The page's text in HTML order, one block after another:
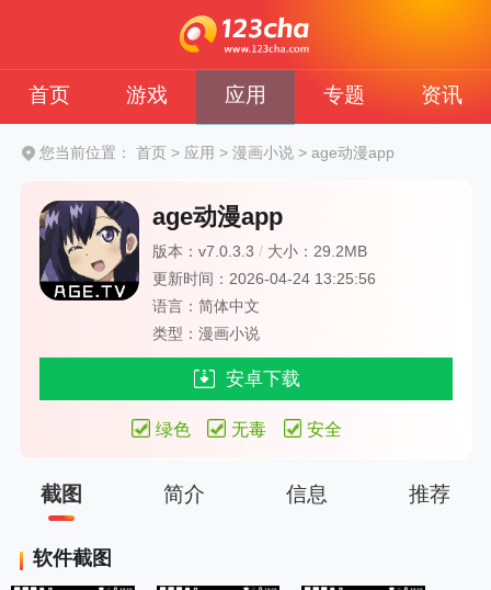
首页 游戏 应用 专题 资讯
您当前位置： 首页 > 应用 > 漫画小说 >age动漫app
age动漫app
版本：v7.0.3.3/ 大小：29.2MB
更新时间：2026-04-24 13:25:56
语言：简体中文
类型：漫画小说
安卓下载
绿色 无毒 安全
截图 简介 信息 推荐
软件截图